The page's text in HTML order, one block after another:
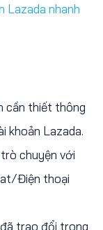
Lazada nhanh
cần thiết thông
khoản Lazada.
chuyện với
Điện thoại
trao đổi trong